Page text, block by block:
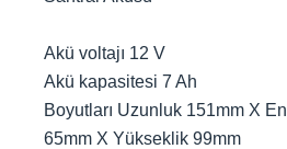
Akü voltajı 12 V
Akü kapasitesi 7 Ah
Boyutları Uzunluk 151mm X En
65mm X Yükseklik 99mm